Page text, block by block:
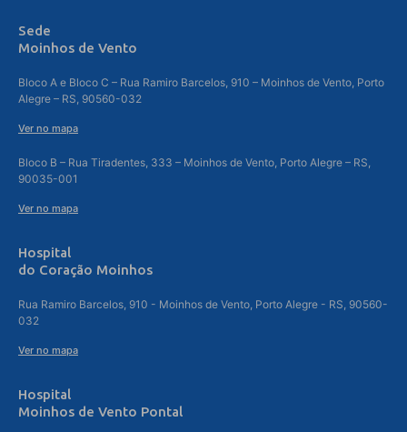
Sede
Moinhos de Vento
Bloco A e Bloco C – Rua Ramiro Barcelos, 910 – Moinhos de Vento, Porto
Alegre – RS, 90560-032
Ver no mapa
Bloco B – Rua Tiradentes, 333 – Moinhos de Vento, Porto Alegre – RS,
90035-001
Ver no mapa
Hospital
do Coração Moinhos
Rua Ramiro Barcelos, 910 - Moinhos de Vento, Porto Alegre - RS, 90560-
032
Ver no mapa
Hospital
Moinhos de Vento Pontal